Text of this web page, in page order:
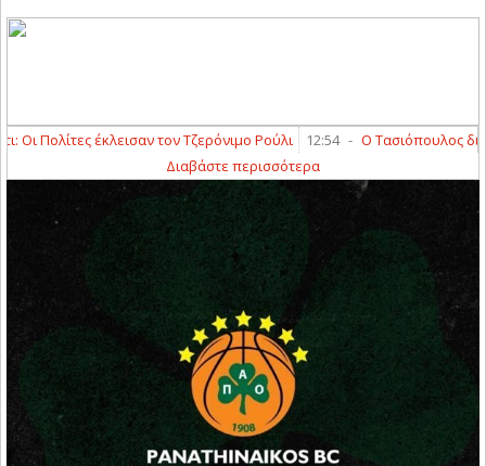
Πολίτες έκλεισαν τον Τζερόνιμο Ρούλι 12:54 - Ο Τασιόπουλος
Διαβάστε περισσότερα